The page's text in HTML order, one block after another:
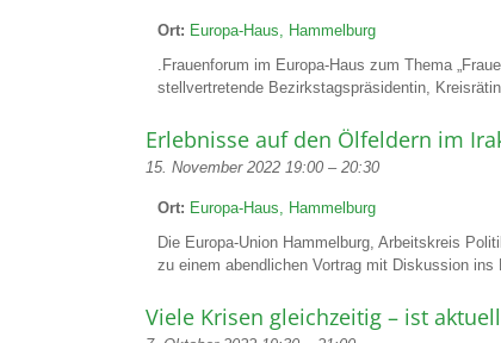
Ort: Europa-Haus, Hammelburg
.Frauenforum im Europa-Haus zum Thema
stellvertretende Bezirkstagspräsidentin,
Erlebnisse auf den Ölfeldern im
15. November 2022 19:00 – 20:30
Ort: Europa-Haus, Hammelburg
Die Europa-Union Hammelburg, Arbeitskreis
zu einem abendlichen Vortrag mit Diskussion
Viele Krisen gleichzeitig – ist